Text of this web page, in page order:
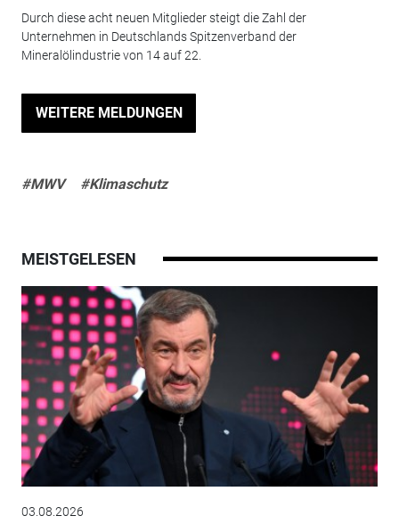
Durch diese acht neuen Mitglieder steigt die Zahl der
Unternehmen in Deutschlands Spitzenverband der
Mineralölindustrie von 14 auf 22.
WEITERE MELDUNGEN
#MWV #Klimaschutz
MEISTGELESEN
03.08.2026